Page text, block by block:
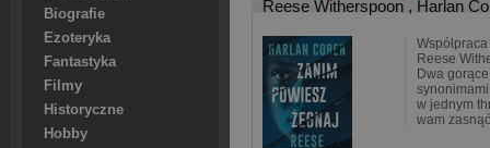
Biografie
Ezoteryka
Fantastyka
Filmy
Historyczne
Hobby
Reese Witherspoon , Harlan
Reese
Dwa
w jednym
wam